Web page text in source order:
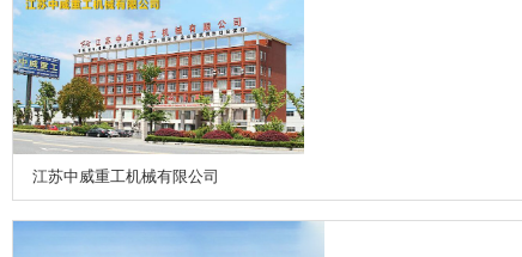
江苏中威重工机械有限公司